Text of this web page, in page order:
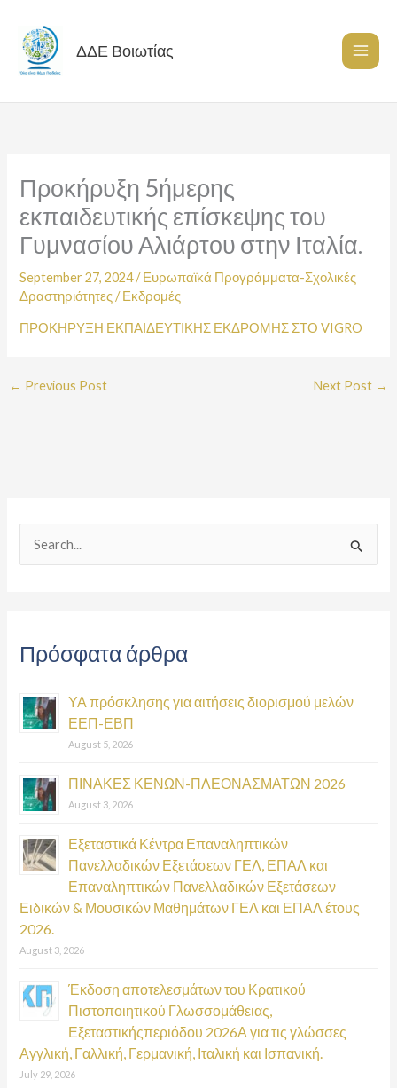
content
ΔΔΕ Βοιωτίας
Προκήρυξη 5ήμερης
εκπαιδευτικής επίσκεψης του
Γυμνασίου Αλιάρτου στην Ιταλία.
September 27, 2024/Ευρωπαϊκά Προγράμματα-Σχολικές
Δραστηριότητες/Εκδρομές
ΠΡΟΚΗΡΥΞΗ ΕΚΠΑΙΔΕΥΤΙΚΗΣ ΕΚΔΡΟΜΗΣ ΣΤΟ VIGRO
← Previous Post Next Post →
c
f
o
Πρόσφατα άρθρα
ΥΑ πρόσκλησης για αιτήσεις διορισμού μελών
ΕΕΠ-ΕΒΠ
August 5, 2026
ΠΙΝΑΚΕΣ ΚΕΝΩΝ-ΠΛΕΟΝΑΣΜΑΤΩΝ 2026
August 3, 2026
Εξεταστικά Κέντρα Επαναληπτικών
Πανελλαδικών Εξετάσεων ΓΕΛ, ΕΠΑΛ και
Επαναληπτικών Πανελλαδικών Εξετάσεων
Ειδικών & Μουσικών Μαθημάτων ΓΕΛ και ΕΠΑΛ έτους
2026.
August 3, 2026
Έκδοση αποτελεσμάτων του Κρατικού
Πιστοποιητικού Γλωσσομάθειας,
Εξεταστικήςπεριόδου 2026Α για τις γλώσσες
Αγγλική, Γαλλική, Γερμανική, Ιταλική και Ισπανική.
July 29, 2026